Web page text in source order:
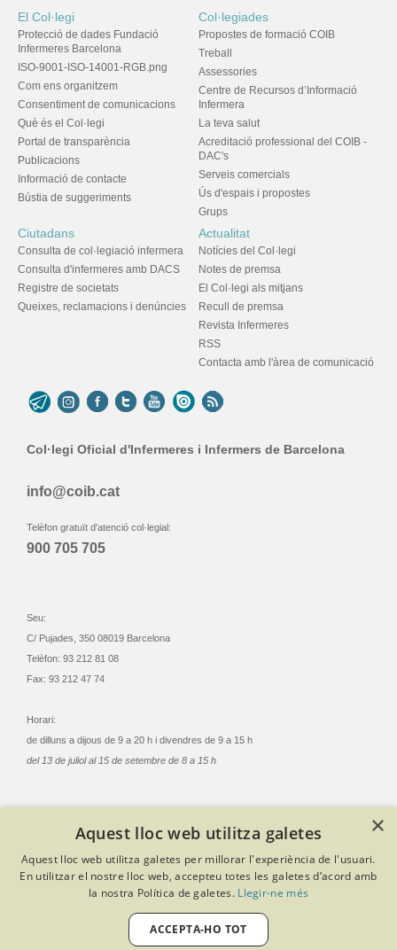
El Col·legi
Protecció de dades Fundació
Infermeres Barcelona
ISO-9001-ISO-14001-RGB.png
Com ens organitzem
Consentiment de comunicacions
Què és el Col·legi
Portal de transparència
Publicacions
Informació de contacte
Bústia de suggeriments
Col·legiades
Propostes de formació COIB
Treball
Assessories
Centre de Recursos d’Informació
Infermera
La teva salut
Acreditació professional del COIB -
DAC's
Serveis comercials
Ús d'espais i propostes
Grups
Ciutadans
Consulta de col·legiació infermera
Consulta d'infermeres amb DACS
Registre de societats
Queixes, reclamacions i denúncies
Actualitat
Notícies del Col·legi
Notes de premsa
El Col·legi als mitjans
Recull de premsa
Revista Infermeres
RSS
Contacta amb l'àrea de comunicació
Col·legi Oficial d'Infermeres i Infermers de Barcelona
info@coib.cat
Telèfon gratuït d'atenció col·legial:
900 705 705
Seu:
C/ Pujades, 350 08019 Barcelona
Telèfon: 93 212 81 08
Fax: 93 212 47 74
Horari:
de dilluns a dijous de 9 a 20 h i divendres de 9 a 15 h
del 13 de juliol al 15 de setembre de 8 a 15 h
© Col·legi Oficial Infermeres i Infermers de Barcelona
Criteris de privacitat
Política de cookies
Avís legal
Política de protecció de dades
Política de qualitat
Desenvolupat amb Softeng Portal Builder
×
Aquest lloc web utilitza galetes
Aquest lloc web utilitza galetes per millorar l'experiència de l'usuari.
En utilitzar el nostre lloc web, accepteu totes les galetes d’acord amb
la nostra Política de galetes. Llegir-ne més
ACCEPTA-HO TOT